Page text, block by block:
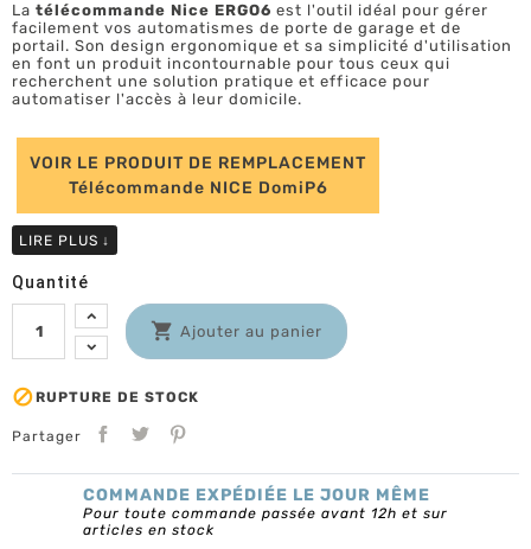
La télécommande Nice ERGO6 est l'outil idéal pour gérer
facilement vos automatismes de porte de garage et de
portail. Son design ergonomique et sa simplicité d'utilisation
en font un produit incontournable pour tous ceux qui
recherchent une solution pratique et efficace pour
automatiser l'accès à leur domicile.
VOIR LE PRODUIT DE REMPLACEMENT
Télécommande NICE DomiP6
LIRE PLUS ↓
Quantité
 Ajouter au panier
 RUPTURE DE STOCK
Partager
COMMANDE EXPÉDIÉE LE JOUR MÊME
Pour toute commande passée avant 12h et sur
articles en stock